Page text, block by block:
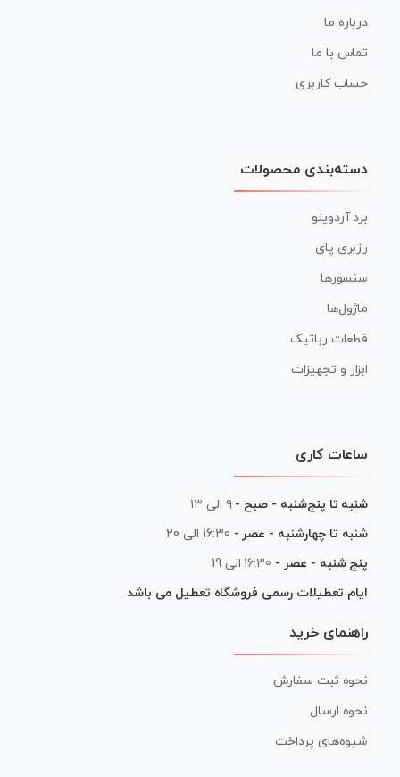
درباره ما
تماس با ما
حساب کاربری
دسته‌بندی محصولات
برد آردوینو
رزبری پای
سنسورها
ماژول‌ها
قطعات رباتیک
ابزار و تجهیزات
ساعات کاری
شنبه تا پنج‌شنبه - صبح - ۹ الی ۱۳
شنبه تا چهارشنبه - عصر - 16:30 الی 20
پنج شنبه - عصر - 16:30 الی 19
ایام تعطیلات رسمی فروشگاه تعطیل می باشد
راهنمای خرید
نحوه ثبت سفارش
نحوه ارسال
شیوه‌های پرداخت